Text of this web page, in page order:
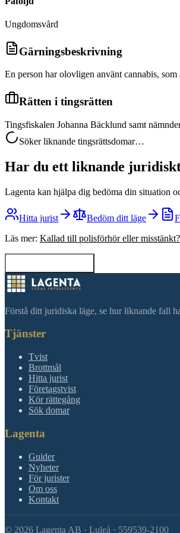
Ungdomsvård
Gärningsbeskrivning
En person har olovligen använt cannabis,
Rätten i tingsrätten
Tingsfiskalen Johanna Bäcklund samt
Söker liknande tingsrättsdomar…
Har du ett liknande
Lagenta kan hjälpa dig bedöma din situation
Hitta jurist Bedöm ditt läge
Läs mer: Kallad till polisförhör eller misstänkt?
Förstå ditt juridiska läge, se hur liknande fall
Tjänster
Tvist
Brottmål
Hitta jurist
Företagstvist
Kör rättegång
Sök domar
Lagenta
Guider
Nyheter
För jurister
Om oss
Kontakt
© 2026 Lagenta AB · Luleå · 559539-2100